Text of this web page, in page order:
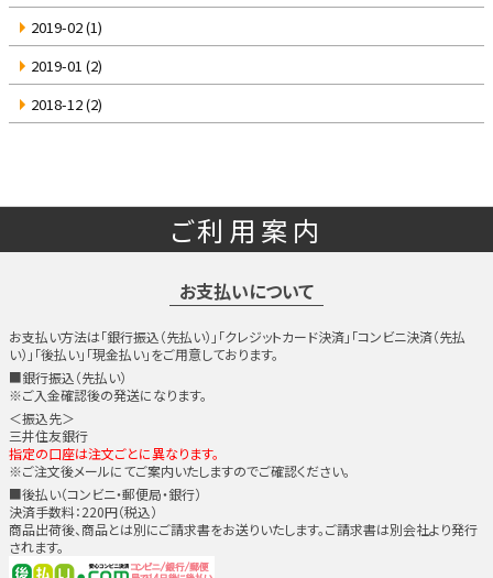
2019-02(1)
2019-01 (2)
2018-12(2)
ご利用案内
お支払いについて
お支払い方法は「銀行振込（先払い）」「クレジットカード決済」「コンビニ決済（先払
い）」「後払い」「現金払い」をご用意しております。
■銀行振込（先払い）
※ご入金確認後の発送になります。
＜振込先＞
三井住友銀行
指定の口座は注文ごとに異なります。
※ご注文後メールにてご案内いたしますのでご確認ください。
■後払い（コンビニ・郵便局・銀行）
決済手数料：220円（税込）
商品出荷後、商品とは別にご請求書をお送りいたします。ご請求書は別会社より発行
されます。